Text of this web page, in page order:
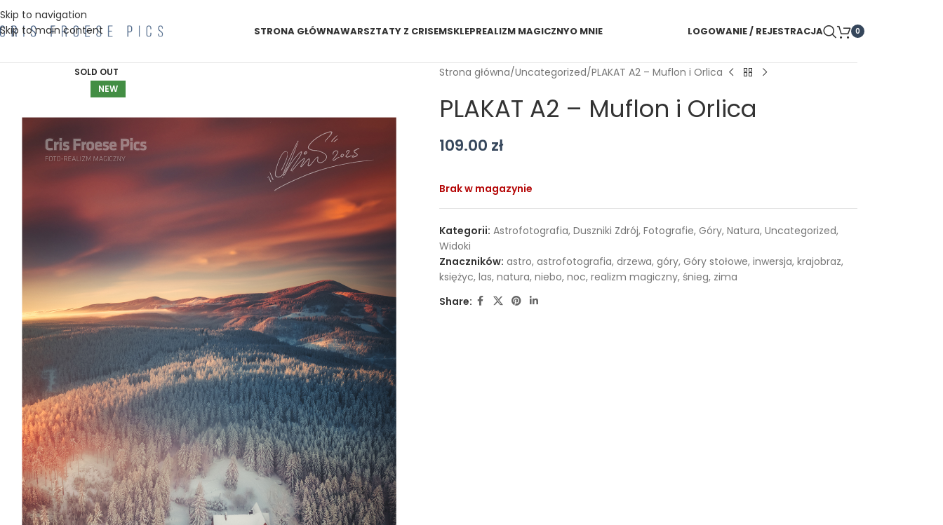
Skip to navigation
Skip to main content
STRONA GŁÓWNAWARSZTATY Z CRISEMSKLEPREALIZM MAGICZNYO MNIE LOGOWANIE / REJESTRACJA 0
SOLD OUT
NEW
Strona główna Uncategorized PLAKAT A2 – Muflon i Orlica
PLAKAT A2 – Muflon i Orlica
109.00 zł
Brak w magazynie
Kategorii: Astrofotografia, Duszniki Zdrój, Fotografie, Góry, Natura, Uncategorized,
Widoki
Znaczników: astro, astrofotografia, drzewa, góry, Góry stołowe, inwersja, krajobraz,
księżyc, las, natura, niebo, noc, realizm magiczny, śnieg, zima
Share: